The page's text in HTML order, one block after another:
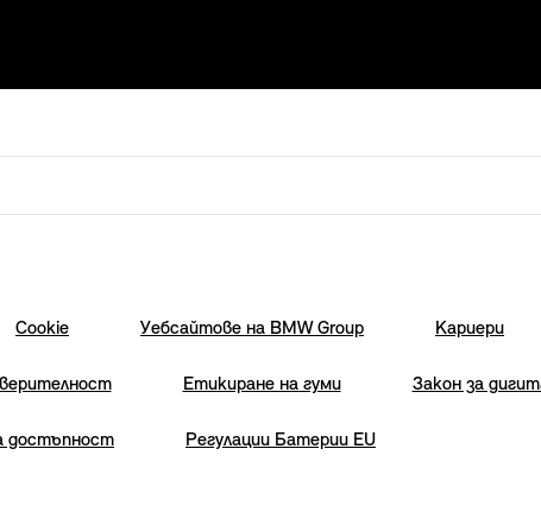
Cookie Уебсайтове на BMW Group Кариери
Етикиране на гуми Закон за
достъпност Регулации Батерии EU